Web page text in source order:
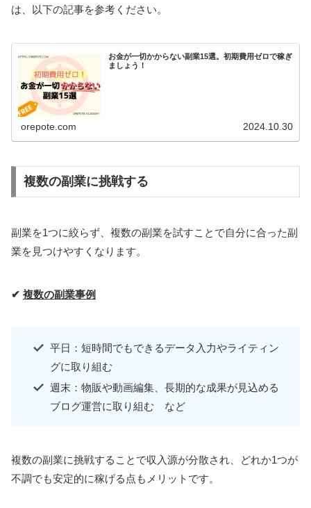
は、以下の記事を参考ください。
お金が一切かからない副業15選。初期費用ゼロで稼ぎ
ましょう！
orepote.com 2024.10.30
複数の副業に挑戦する
副業を1つに絞らず、複数の副業を試すことで自分に合った副
業を見つけやすくなります。
✔ 複数の副業事例
平日：短時間でもできるデータ入力やライティン
グに取り組む
週末：物販や動画編集、長期的な成果が見込める
ブログ運営に取り組む など
複数の副業に挑戦することで収入源が分散され、どれか1つが
不調でも安定的に稼げる点もメリットです。